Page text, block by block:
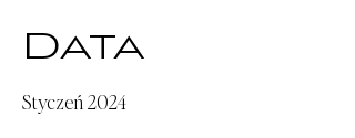
Data
Styczeń 2024